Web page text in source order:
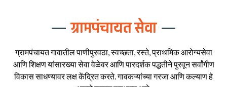
ग्रामपंचायत सेवा
ग्रामपंचायत गावातील पाणीपुरवठा, स्वच्छता, रस्ते, प्राथमिक आरोग्यसेवा
आणि शिक्षण यांसारख्या सेवा वेळेवर आणि पारदर्शक पद्धतीने पुरवून सर्वांगीण
विकास साधण्यावर लक्ष केंद्रित करते. गावकऱ्यांच्या गरजा आणि कल्याण हे